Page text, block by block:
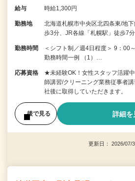
給与 時給1,300円
勤務地
北海道札幌市中央区北四条東/地
歩3分、JR各線「札幌駅」徒歩7分
勤務時間
＜シフト制／週4日程度＞ 9：00
勤務時間一例 （1）…
応募資格
★未経験OK！女性スタッフ活躍
師講習/クリーニング業務従事者
社後に取得していただきます。
後で見る 詳細を
更新日： 2026/